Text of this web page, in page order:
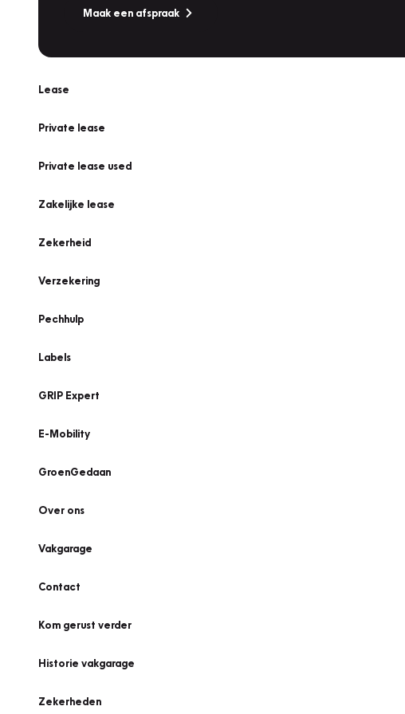
Maak een afspraak
Lease
Private lease
Private lease used
Zakelijke lease
Zekerheid
Verzekering
Pechhulp
Labels
GRIP Expert
E-Mobility
GroenGedaan
Over ons
Vakgarage
Contact
Kom gerust verder
Historie vakgarage
Zekerheden